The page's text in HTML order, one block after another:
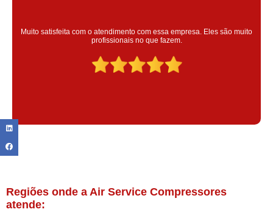
Super satisfeita com o serviço prestado, atendimento muito bom!
colaoradores educado e transparente, destaque para o colaborador
Claudinei excelente profissional!
Regiões onde a Air Service Compressores
atende: